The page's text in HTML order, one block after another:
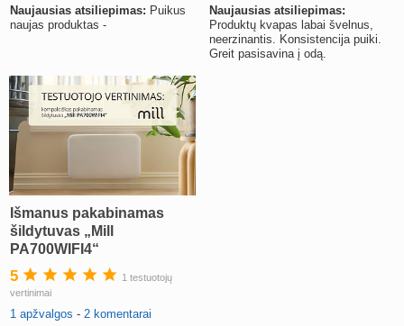
Naujausias atsiliepimas: Puikus
naujas produktas -
Naujausias atsiliepimas:
Produktų kvapas labai švelnus,
neerzinantis. Konsistencija puiki.
Greit pasisavina į odą.
Išmanus pakabinamas
šildytuvas „Mill
PA700WIFI4“
5
1 testuotojų
vertinimai
1 apžvalgos - 2 komentarai